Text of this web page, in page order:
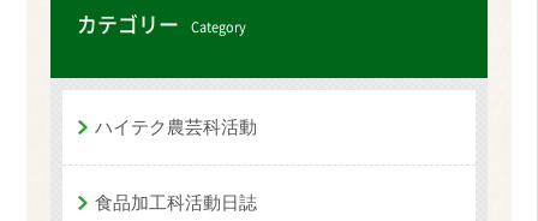
カテゴリー Category
ハイテク農芸科活動
食品加工科活動日誌